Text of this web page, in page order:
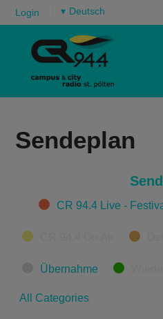
Login ▾
Sendeplan
CategoriesCR 94.4 Live -
Übernahme
All Categories